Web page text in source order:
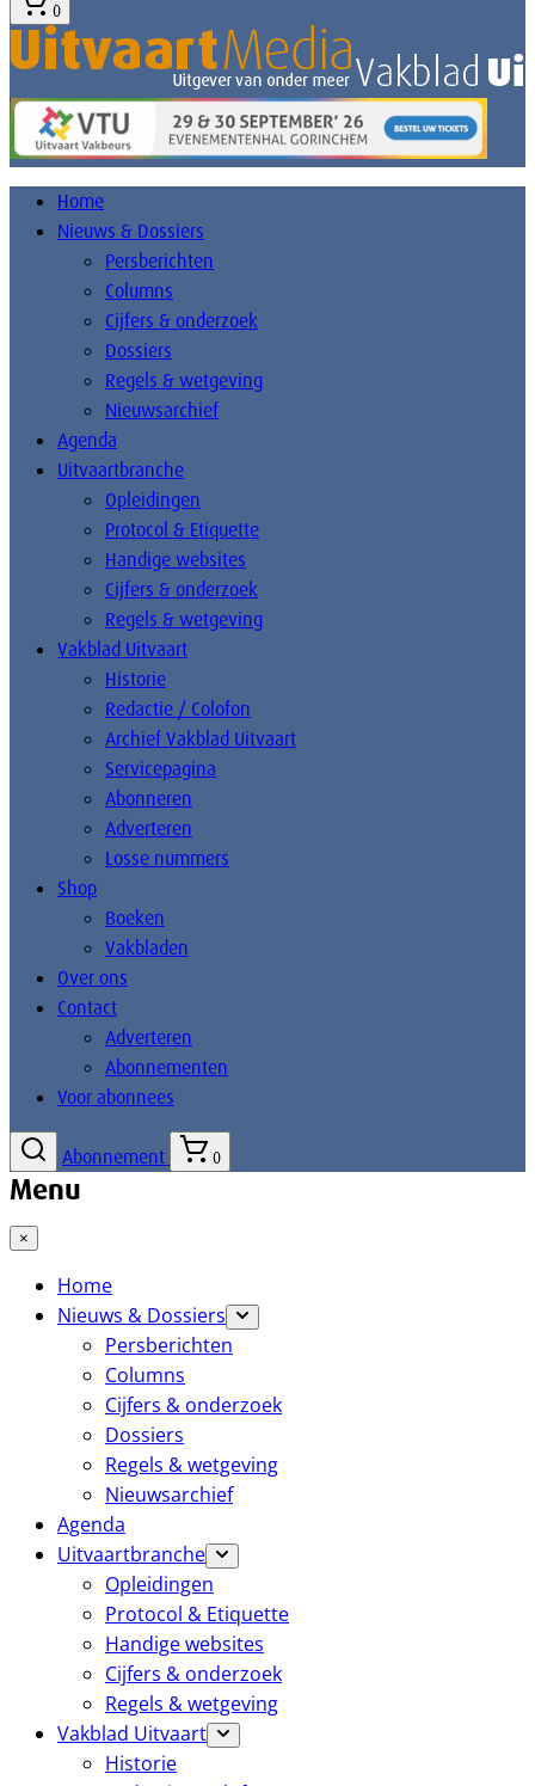
0
Home
Nieuws & Dossiers
Persberichten
Columns
Cijfers & onderzoek
Dossiers
Regels & wetgeving
Nieuwsarchief
Agenda
Uitvaartbranche
Opleidingen
Protocol & Etiquette
Handige websites
Cijfers & onderzoek
Regels & wetgeving
Vakblad Uitvaart
Historie
Redactie / Colofon
Archief Vakblad Uitvaart
Servicepagina
Abonneren
Adverteren
Losse nummers
Shop
Boeken
Vakbladen
Over ons
Contact
Adverteren
Abonnementen
Voor abonnees
Abonnement 0
Menu
×
Home
Nieuws & Dossiers
Persberichten
Columns
Cijfers & onderzoek
Dossiers
Regels & wetgeving
Nieuwsarchief
Agenda
Uitvaartbranche
Opleidingen
Protocol & Etiquette
Handige websites
Cijfers & onderzoek
Regels & wetgeving
Vakblad Uitvaart
Historie